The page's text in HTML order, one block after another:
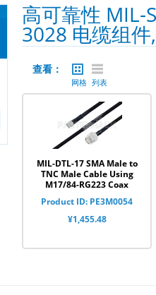
高可靠性 MIL-
3028 电缆组
查看：
网格 列表
MIL-DTL-17 SMA Male to
TNC Male Cable Using
M17/84-RG223 Coax
Product ID: PE3M0054
¥1,455.48